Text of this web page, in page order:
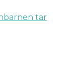
tar